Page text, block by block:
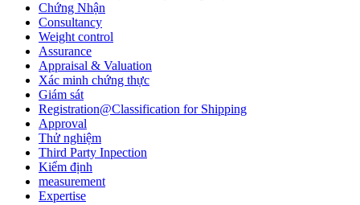
Chứng Nhận
Consultancy
Weight control
Assurance
Appraisal & Valuation
Xác minh chứng thực
Giám sát
Registration@Classification for Shipping
Approval
Thử nghiệm
Third Party Inpection
Kiểm định
measurement
Expertise